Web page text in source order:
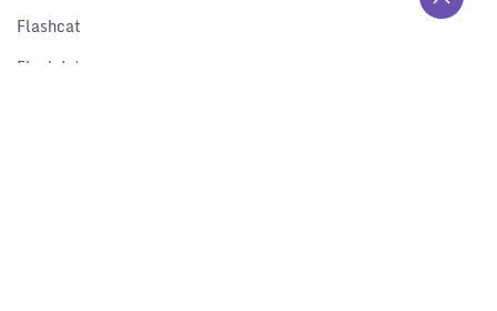
Flashcat
Flashduty